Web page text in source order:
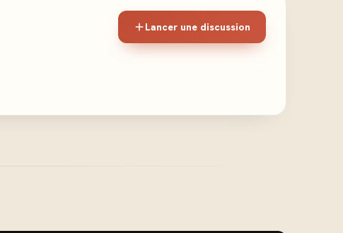
Lancer une discussion